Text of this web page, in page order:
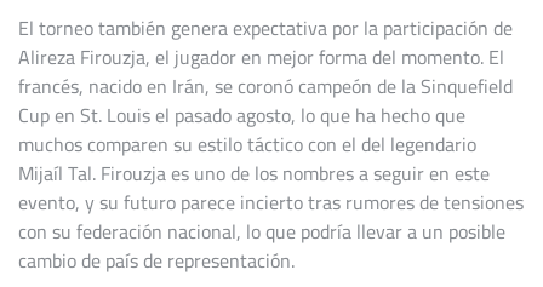
El torneo también genera expectativa por la participación de
Alireza Firouzja, el jugador en mejor forma del momento. El
francés, nacido en Irán, se coronó campeón de la Sinquefield
Cup en St. Louis el pasado agosto, lo que ha hecho que
muchos comparen su estilo táctico con el del legendario
Mijaíl Tal. Firouzja es uno de los nombres a seguir en este
evento, y su futuro parece incierto tras rumores de tensiones
con su federación nacional, lo que podría llevar a un posible
cambio de país de representación.